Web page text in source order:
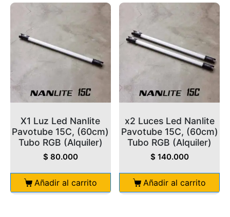
X1 Luz Led Nanlite
Pavotube 15C, (60cm)
Tubo RGB (Alquiler)
$ 80.000
Añadir al carrito
x2 Luces Led Nanlite
Pavotube 15C, (60cm)
Tubo RGB (Alquiler)
$ 140.000
Añadir al carrito